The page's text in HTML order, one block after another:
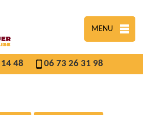
MENU
48 06 73 26 31 98